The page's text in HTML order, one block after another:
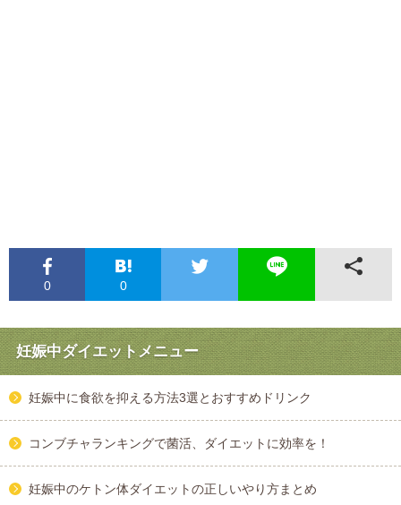
0 0
妊娠中ダイエットメニュー
妊娠中に食欲を抑える方法3選とおすすめドリンク
コンブチャランキングで菌活、ダイエットに効率を！
妊娠中のケトン体ダイエットの正しいやり方まとめ